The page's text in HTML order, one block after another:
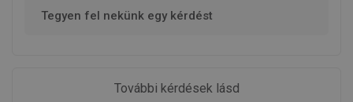
Tegyen fel nekünk egy kérdést
További kérdések lásd